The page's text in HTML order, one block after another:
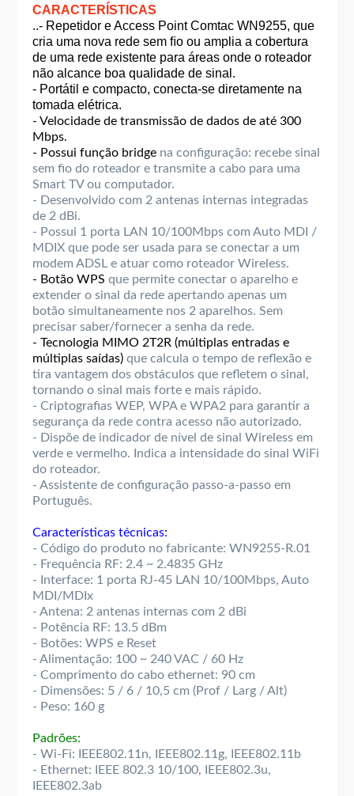
CARACTERÍSTICAS
..- Repetidor e Access Point Comtac WN9255, que
cria uma nova rede sem ﬁo ou amplia a cobertura
de uma rede existente para áreas onde o roteador
não alcance boa qualidade de sinal.
- Portátil e compacto, conecta-se diretamente na
tomada elétrica.
- Velocidade de transmissão de dados de até 300
Mbps.
- Possui função bridge na configuração: recebe sinal
sem fio do roteador e transmite a cabo para uma
Smart TV ou computador.
- Desenvolvido com 2 antenas internas integradas
de 2 dBi.
- Possui 1 porta LAN 10/100Mbps com Auto MDI /
MDIX que pode ser usada para se conectar a um
modem ADSL e atuar como roteador Wireless.
- Botão WPS que permite conectar o aparelho e
extender o sinal da rede apertando apenas um
botão simultaneamente nos 2 aparelhos. Sem
precisar saber/fornecer a senha da rede.
- Tecnologia MIMO 2T2R (múltiplas entradas e
múltiplas saídas) que calcula o tempo de reflexão e
tira vantagem dos obstáculos que refletem o sinal,
tornando o sinal mais forte e mais rápido.
- Criptograﬁas WEP, WPA e WPA2 para garantir a
segurança da rede contra acesso não autorizado.
- Dispõe de indicador de nível de sinal Wireless em
verde e vermelho. Indica a intensidade do sinal WiFi
do roteador.
- Assistente de conﬁguração passo-a-passo em
Português.
Características técnicas:
- Código do produto no fabricante: WN9255-R.01
- Frequência RF: 2.4 ~ 2.4835 GHz
- Interface: 1 porta RJ-45 LAN 10/100Mbps, Auto
MDI/MDIx
- Antena: 2 antenas internas com 2 dBi
- Potência RF: 13.5 dBm
- Botões: WPS e Reset
- Alimentação: 100 ~ 240 VAC / 60 Hz
- Comprimento do cabo ethernet: 90 cm
- Dimensões: 5 / 6 / 10,5 cm (Prof / Larg / Alt)
- Peso: 160 g
Padrões:
- Wi-Fi: IEEE802.11n, IEEE802.11g, IEEE802.11b
- Ethernet: IEEE 802.3 10/100, IEEE802.3u,
IEEE802.3ab